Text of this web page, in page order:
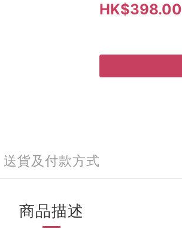
HK$398.00
送貨及付款方式
商品描述